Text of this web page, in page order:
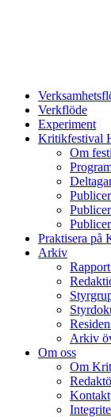
Verkflöde
Experiment
Kritikfestival
Om
Praktisera på
Arkiv
Arkiv
Om oss
Om
Kontakt